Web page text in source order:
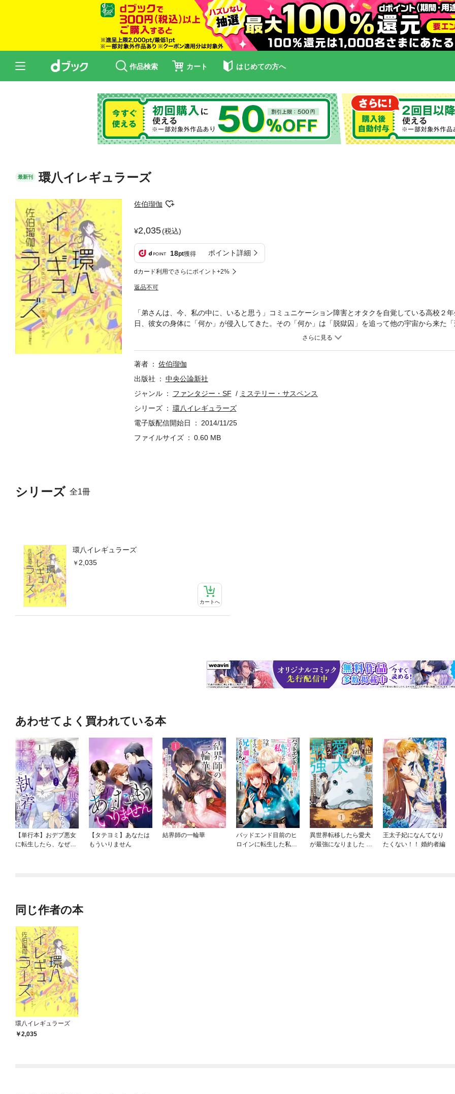
作品検索 カート はじめての方へ
最新刊 環八イレギュラーズ
佐伯瑠伽
2,035(税込)
18pt獲得 ポイント詳細
dカード利用でさらにポイント+2%
返品不可
シリーズ 全1冊
環八イレギュラーズ
2,035
カートへ
「弟さんは、今、私の中に、いると思う」コミュニケーション障害とオタクを自覚している高校２
日、彼女の身体に「何か」が侵入してきた。その「何か」は「脱獄囚」を追って他の宇宙から来た「
り、30分以内に同級生の弟に触れないと喚子の人格が消えると通告。なんとか触れたまでは良かった
う！
著者
佐伯瑠伽
出版社
中央公論新社
ジャンル
ファンタジー・SF
ミステリー・サスペンス
シリーズ
環八イレギュラーズ
電子版配信開始日
2014/11/25
ファイルサイズ
0.60 MB
あわせてよく買われている本
【単行本】おデブ悪女
に転生したら、なぜか
【タテヨミ】あなたは
もういりません
結界師の一輪華
バッドエンド目前のヒ
ロインに転生した私、
異世界転移したら愛犬
が最強になりました ～
王太子妃になんてなり
たくない！！ 婚約者編
同じ作者の本
環八イレギュラーズ
2,035